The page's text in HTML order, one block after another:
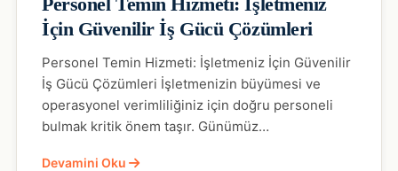
İçin Güvenilir İş Gücü Çözümleri
Personel Temin Hizmeti: İşletmeniz İçin Güvenilir
İş Gücü Çözümleri İşletmenizin büyümesi ve
operasyonel verimliliğiniz için doğru personeli
bulmak kritik önem taşır. Günümüz…
Devamini Oku